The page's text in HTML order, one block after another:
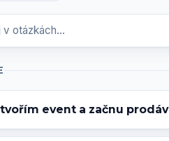
event a začnu